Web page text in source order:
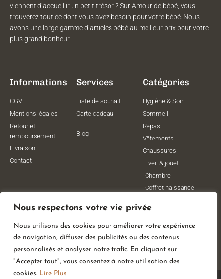
Nous respectons votre vie privée
Nous utilisons des cookies pour améliorer votre expérience
de navigation, diffuser des publicités ou des contenus
personnalisés et analyser notre trafic. En cliquant sur
"Accepter tout", vous consentez à notre utilisation des
cookies. Lire Plus
viennent d’accueillir un petit trésor ? Sur Amour de bébé, vous
trouverez tout ce dont vous avez besoin pour votre bébé. Nous
avons une large gamme d’articles bébé au meilleur prix pour votre
plus grand bonheur.
Informations
CGV
Mentions légales
Retour et
remboursement
Livraison
Contact
Services
Liste de souhait
Carte cadeau
Blog
Catégories
Hygiène & Soin
Sommeil
Repas
Vêtements
Chaussures
Eveil & jouet
Chambre
Coffret naissance
Vêtements de
grossesse
Lithothérapie
Poussettes